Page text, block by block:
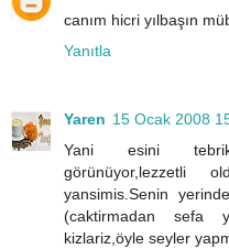
canım hicri yılbaşın
Yanıtla
Yaren 15 Ocak 2008
Yani esini tebrik
yansimis.Senin
(caktirmadan sefa
kizlariz,öyle seyler